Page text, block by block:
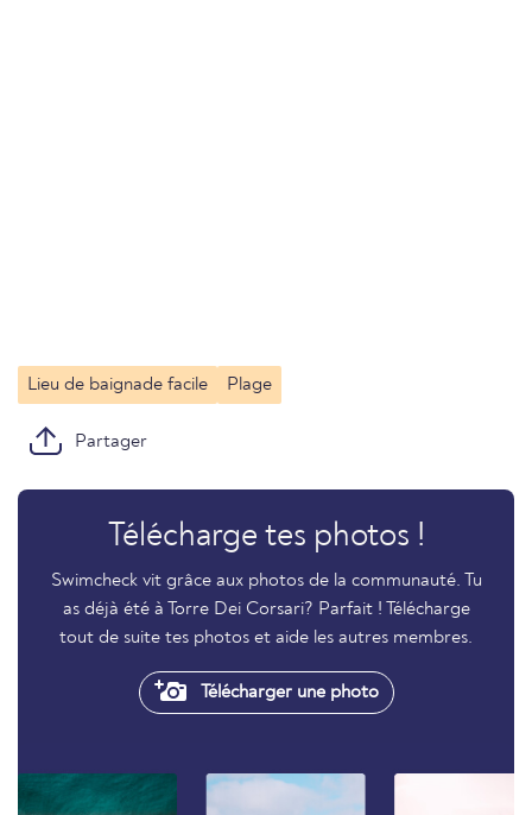
Lieu de baignade facile Plage
Partager
Télécharge tes photos !
Swimcheck vit grâce aux photos de la communauté. Tu
as déjà été à Torre Dei Corsari? Parfait ! Télécharge
tout de suite tes photos et aide les autres membres.
Télécharger une photo